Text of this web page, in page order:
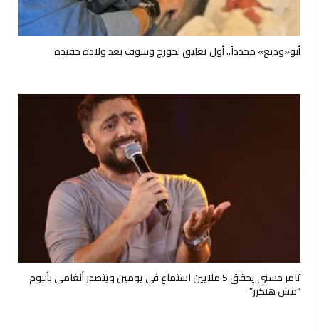
أبو«وديع» مجدداً.. أول تعليق لجورج وسوف بعد ولادة حفيده
تامر حسني يحقق 5 ملايين استماع في يومين ويتصدر أنغامي بألبوم
“مش هتكرر”